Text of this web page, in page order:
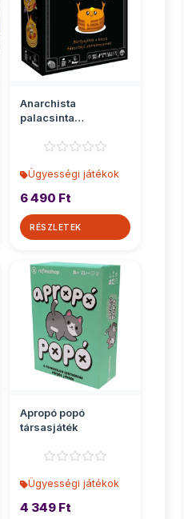
Anarchista
palacsinta
Ügyességi játékok
6 490 Ft
RÉSZLETEK
Apropó popó
társasjáték
Ügyességi játékok
4 349 Ft